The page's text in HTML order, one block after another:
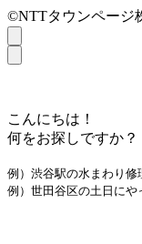
©NTTタウンページ
こんにちは！
何をお探しですか？
例）渋谷駅の水まわり修
例）世田谷区の土日にや